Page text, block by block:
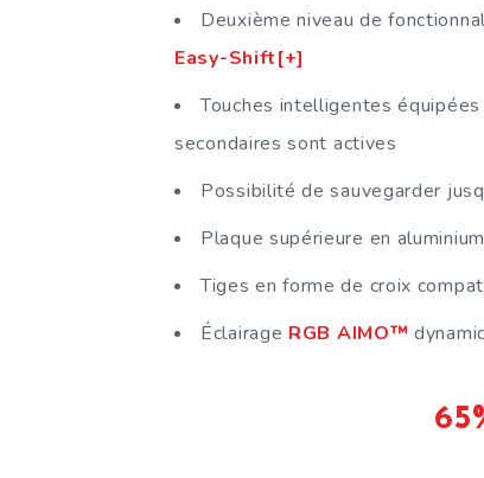
Deuxième niveau de
Easy-Shift[+]
Touches intelligentes
secondaires sont actives
Possibilité de sauvegarder
Plaque supérieure en
Tiges en forme de croix
Éclairage RGB AIMO™